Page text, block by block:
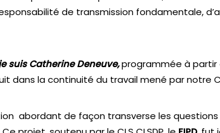
de transmission fondamentale,
suis Catherine Deneuve,programmée à partir
dans la continuité du travail mené par notre
abordant de façon transverse les